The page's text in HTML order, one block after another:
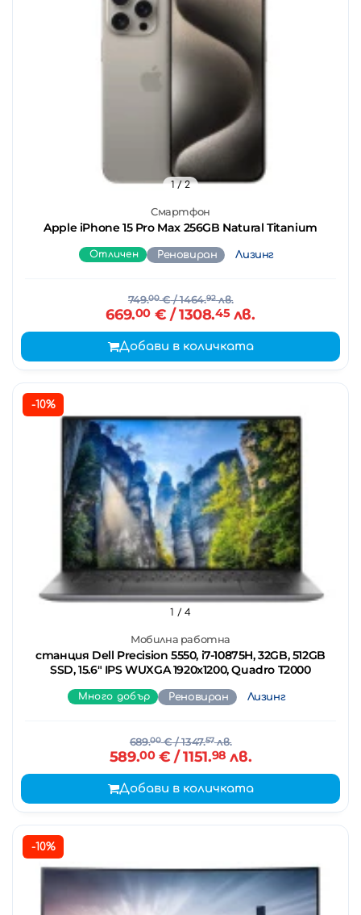
Смартфон
Apple iPhone 15 Pro Max 256GB Natural Titanium
1/ 2
Отличен Реновиран Лизинг
749.00€/ 1464.92лв.
669.00€ / 1308.45лв.
Добави в количката
-10%
Мобилна работна
станция Dell Precision 5550, i7-10875H, 32GB, 512GB
SSD, 15.6" IPS WUXGA 1920x1200, Quadro T2000
1 / 4
Много добър Реновиран Лизинг
689.00€/ 1347.57лв.
589.00€ / 1151.98 лв.
Добави в количката
-10%